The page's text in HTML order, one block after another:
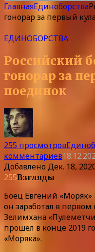
ГлавнаяЕдиноборства
гонорар за первый
ЕДИНОБОРСТВА
Российский
гонорар за
поединок
255 просмотров
комментариев
ДобавленоДек. 18,
255Взгляды
Боец Евгений «Моряк»
он заработал в
Зелимхана
прошел в конце 2019
«Моряка».